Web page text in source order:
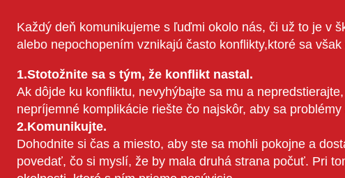
Každý deň komunikujeme s ľuďmi okolo nás, či už to je v
alebo nepochopením vznikajú často konflikty,ktoré sa
1.Stotožnite sa s tým, že konflikt nastal.
Ak dôjde ku konfliktu, nevyhýbajte sa mu a
nepríjemné komplikácie riešte čo najskôr, aby sa
2.Komunikujte.
Dohodnite si čas a miesto, aby ste sa mohli pokojne a
povedať, čo si myslí, že by mala druhá strana počuť. Pri